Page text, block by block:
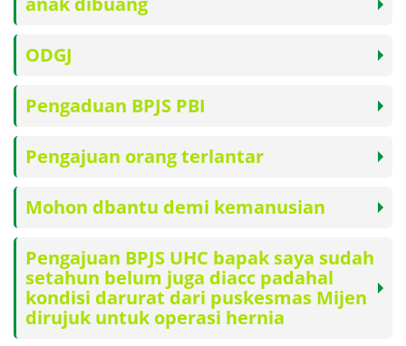
ODGJ
Pengaduan BPJS PBI
Pengajuan orang terlantar
Mohon dbantu demi kemanusian
Pengajuan BPJS UHC bapak saya sudah
setahun belum juga diacc padahal
kondisi darurat dari puskesmas Mijen
dirujuk untuk operasi hernia